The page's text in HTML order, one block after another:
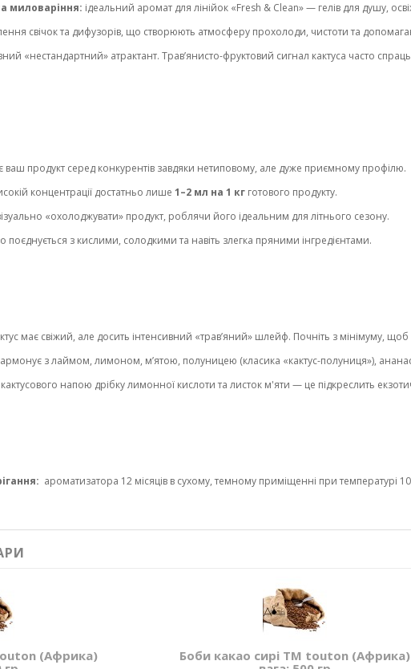
миловаріння: ідеальний аромат для лінійок «Fresh & Clean» — гелів для душу,
свічок та дифузорів, що створюють атмосферу прохолоди, чистоти та
«нестандартний» атрактант. Трав’янисто-фруктовий сигнал кактуса часто
ваш продукт серед конкурентів завдяки нетиповому, але дуже приємному профілю.
концентрації достатньо лише 1–2 мл на 1 кг готового продукту.
«охолоджувати» продукт, роблячи його ідеальним для літнього сезону.
поєднується з кислими, солодкими та навіть злегка пряними інгредієнтами.
має свіжий, але досить інтенсивний «трав’яний» шлейф. Почніть з мінімуму, щоб
з лаймом, лимоном, м’ятою, полуницею (класика «кактус-полуниця»),
напою дрібку лимонної кислоти та листок м'яти — це підкреслить
ароматизатора 12 місяців в сухому, темному приміщенні при температурі
(Африка)
Боби какао сирі ТМ touton (Африка)